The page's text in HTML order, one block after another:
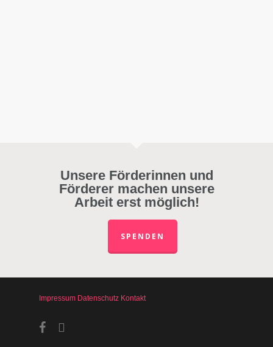
Unsere Förderinnen und
Förderer machen unsere
Arbeit erst möglich!
SPENDEN
Impressum Datenschutz Kontakt
facebookinstagram